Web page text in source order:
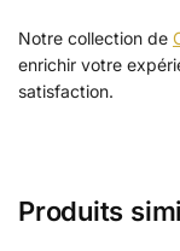
Notre collection de
enrichir votre
satisfaction.
Produits